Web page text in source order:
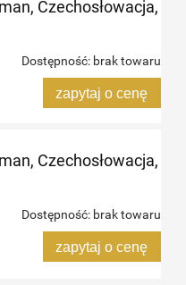
Czechosłowacja,
Dostępność: brak towaru
zapytaj o cenę
Czechosłowacja,
Dostępność: brak towaru
zapytaj o cenę